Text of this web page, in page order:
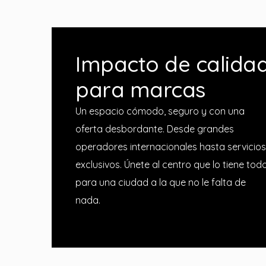
Impacto de
para marcas
Un espacio cómodo, seguro y con una
oferta desbordante. Desde grandes
operadores internacionales hasta servicios
exclusivos. Únete al centro que lo tiene
para una ciudad a la que no le falta de
nada.